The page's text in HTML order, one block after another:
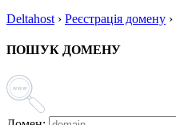
Deltahost › Реєстрація домену ›
ПОШУК ДОМЕНУ